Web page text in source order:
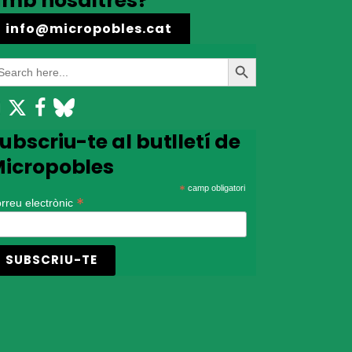
info@micropobles.cat
Search
Button
te al butlletí de
* camp obligatori
electrònic *